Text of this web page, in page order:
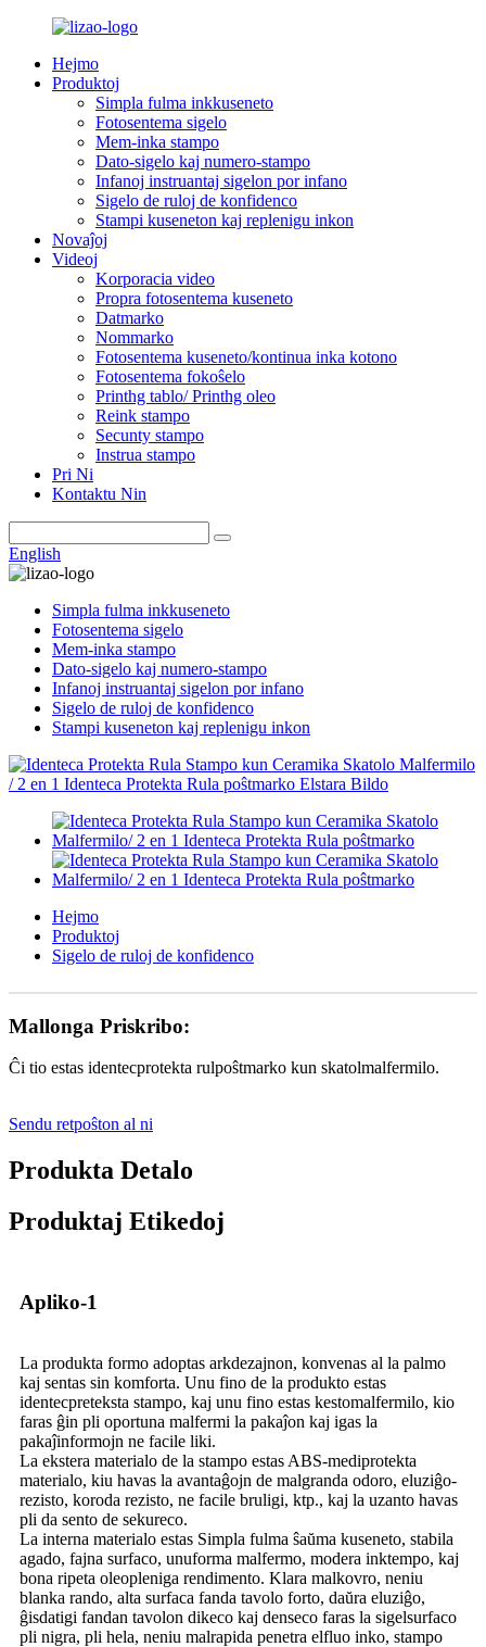
Hejmo
Produktoj
Simpla fulma inkkuseneto
Fotosentema sigelo
Mem-inka stampo
Dato-sigelo kaj numero-stampo
Infanoj instruantaj sigelon por infano
Sigelo de ruloj de konfidenco
Stampi kuseneton kaj replenigu inkon
Novaĵoj
Videoj
Korporacia video
Propra fotosentema kuseneto
Datmarko
Nommarko
Fotosentema kuseneto/kontinua inka kotono
Fotosentema fokoŝelo
Printhg tablo/ Printhg oleo
Reink stampo
Secunty stampo
Instrua stampo
Pri Ni
Kontaktu Nin
English
Simpla fulma inkkuseneto
Fotosentema sigelo
Mem-inka stampo
Dato-sigelo kaj numero-stampo
Infanoj instruantaj sigelon por infano
Sigelo de ruloj de konfidenco
Stampi kuseneton kaj replenigu inkon
Hejmo
Produktoj
Sigelo de ruloj de konfidenco
Mallonga Priskribo:
Ĉi tio estas identecprotekta rulpoŝtmarko kun skatolmalfermilo.
Sendu retpoŝton al ni
Produkta Detalo
Produktaj Etikedoj
Apliko-1
La produkta formo adoptas arkdezajnon, konvenas al la palmo
kaj sentas sin komforta. Unu fino de la produkto estas
identecpreteksta stampo, kaj unu fino estas kestomalfermilo, kio
faras ĝin pli oportuna malfermi la pakaĵon kaj igas la
pakaĵinformojn ne facile liki.
La ekstera materialo de la stampo estas ABS-mediprotekta
materialo, kiu havas la avantaĝojn de malgranda odoro, eluziĝo-
rezisto, koroda rezisto, ne facile bruligi, ktp., kaj la uzanto havas
pli da sento de sekureco.
La interna materialo estas Simpla fulma ŝaŭma kuseneto, stabila
agado, fajna surfaco, unuforma malfermo, modera inktempo, kaj
bona ripeta oleopleniga rendimento. Klara malkovro, neniu
blanka rando, alta surfaca fanda tavolo forto, daŭra eluziĝo,
ĝisdatigi fandan tavolon dikeco kaj denseco faras la sigelsurfaco
pli nigra, pli hela, neniu malrapida penetra elfluo inko, stampo